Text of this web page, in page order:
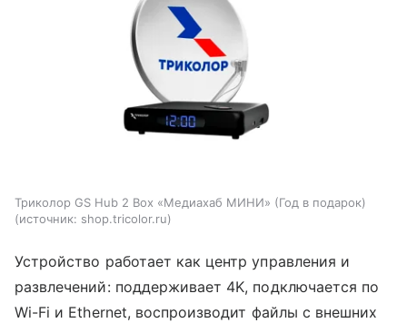
Триколор GS Hub 2 Box «Медиахаб МИНИ» (Год в подарок)
источник: shop.tricolor.ru
Устройство работает как центр управления и
развлечений: поддерживает 4K, подключается по
Wi-Fi и Ethernet, воспроизводит файлы с внешних